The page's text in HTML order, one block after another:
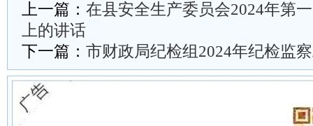
上一篇： 在县安全生产委员会2024年第
上的讲话
下一篇： 市财政局纪检组2024年纪检监